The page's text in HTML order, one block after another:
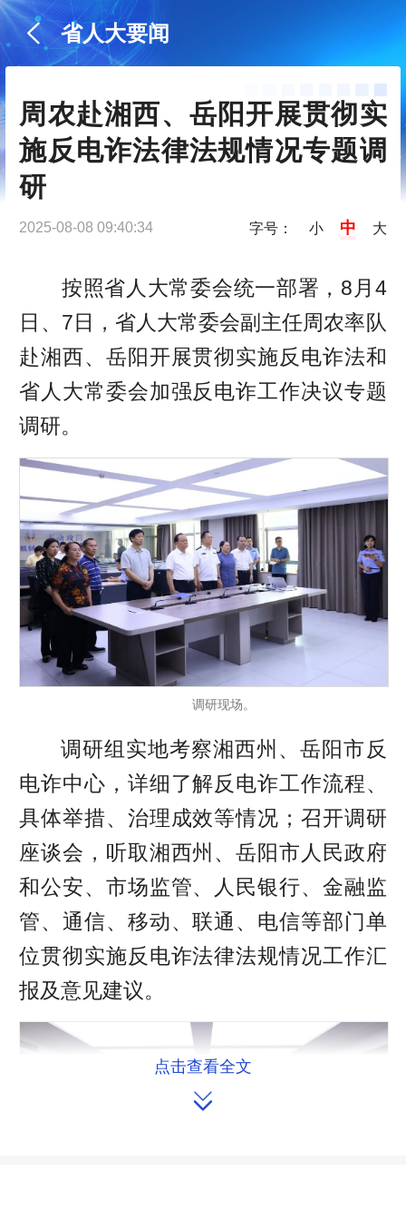
省人大要闻
周农赴湘西、岳阳开展贯彻实
施反电诈法律法规情况专题调
研
2025-08-08 09:40:34 字号： 小 中 大
按照省人大常委会统一部署，8月4
日、7日，省人大常委会副主任周农率队
赴湘西、岳阳开展贯彻实施反电诈法和
省人大常委会加强反电诈工作决议专题
调研。
调研现场。
调研组实地考察湘西州、岳阳市反
电诈中心，详细了解反电诈工作流程、
具体举措、治理成效等情况；召开调研
座谈会，听取湘西州、岳阳市人民政府
和公安、市场监管、人民银行、金融监
管、通信、移动、联通、电信等部门单
位贯彻实施反电诈法律法规情况工作汇
报及意见建议。
点击查看全文
